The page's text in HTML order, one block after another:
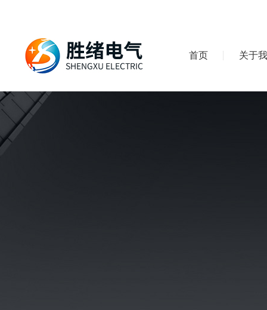
首页 关于